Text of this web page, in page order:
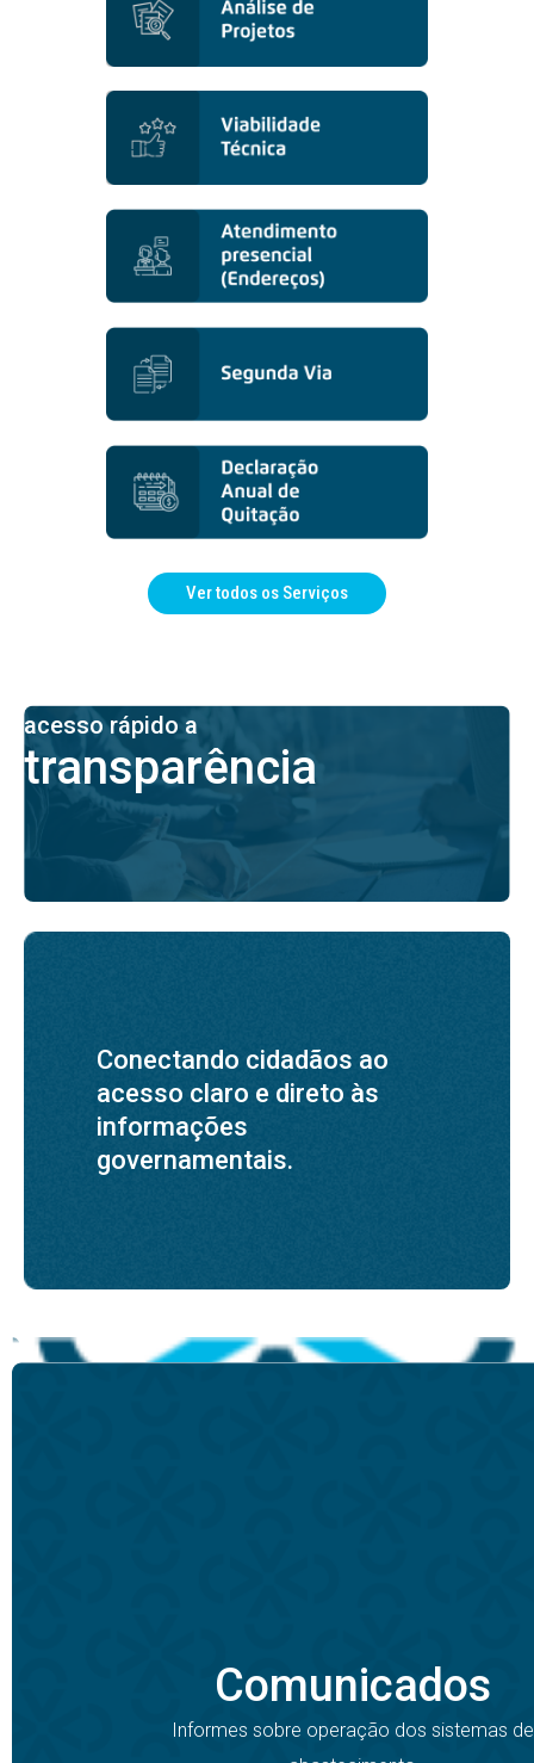
Ver todos os Serviços
acesso rápido a
transparência
Conectando cidadãos ao
acesso claro e direto às
informações
governamentais.
Comunicados
Informes sobre operação dos sistemas de